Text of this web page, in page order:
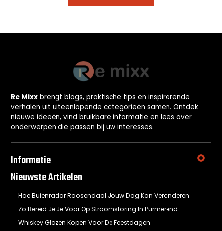
Re Mixx brengt blogs, praktische tips en inspirerende
verhalen uit uiteenlopende categorieën samen. Ontdek
nieuwe ideeën, vind bruikbare informatie en lees over
onderwerpen die passen bij uw interesses.
Informatie
Nieuwste Artikelen
Hoe Buienradar Roosendaal Jouw Dag Kan Veranderen
Zo Bereid Je Je Voor Op Stroomstoring In Purmerend
Whiskey Glazen Kopen Voor De Feestdagen